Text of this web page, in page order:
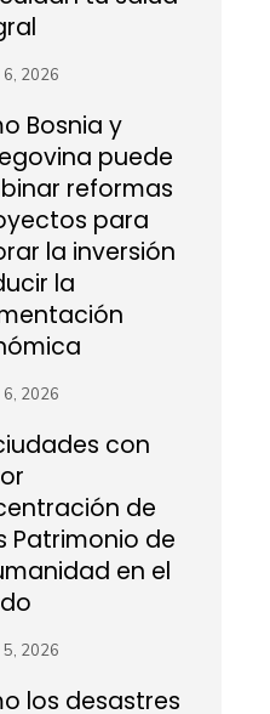
2026
Bosnia y
puede
reformas
para
la inversión
la
2026
con
de
Patrimonio de
en el
2026
los desastres